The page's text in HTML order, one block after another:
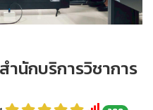
ำนักบริการวิชาการ